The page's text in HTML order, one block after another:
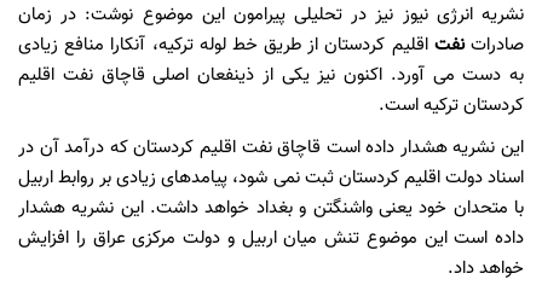
نشریه انرژی نیوز نیز در تحلیلی پیرامون این موضوع نوشت: در زمان
صادراتنفتاقلیم کردستان از طریق خط لوله ترکیه، آنکارا منافع زیادی
به دست می آورد. اکنون نیز یکی از ذینفعان اصلی قاچاق نفت اقلیم
کردستان ترکیه است.
این نشریه هشدار داده است قاچاق نفت اقلیم کردستان که درآمد آن در
اسناد دولت اقلیم کردستان ثبت نمی شود، پیامدهای زیادی بر روابط اربیل
با متحدان خود یعنی واشنگتن و بغداد خواهد داشت. این نشریه هشدار
داده است این موضوع تنش میان اربیل و دولت مرکزی عراق را افزایش
خواهد داد.